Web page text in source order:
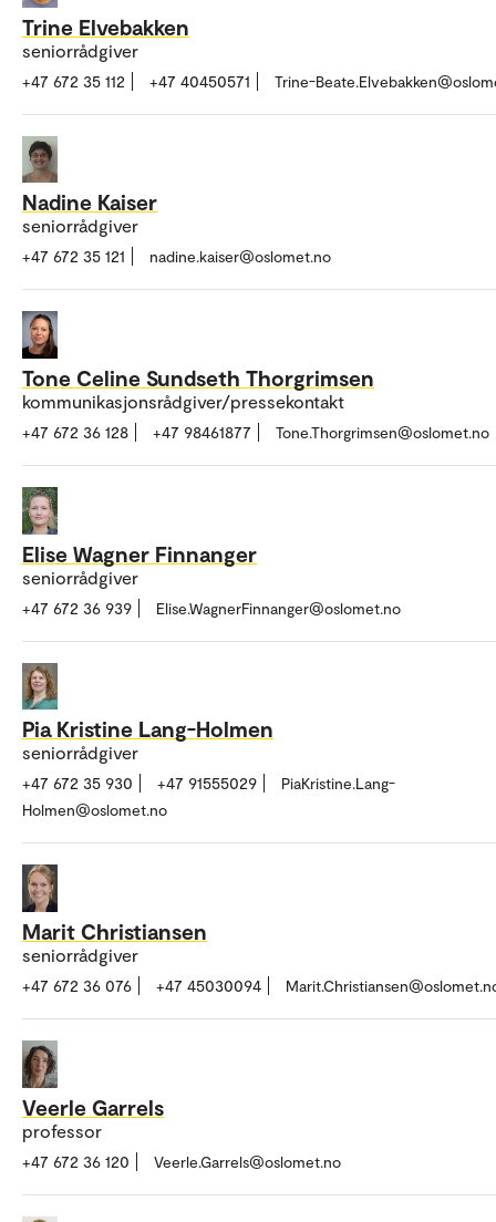
Trine Elvebakken
seniorrådgiver
+47 672 35 112 +47 40450571 Trine-
Nadine Kaiser
seniorrådgiver
+47 672 35 121 nadine.kaiser@oslomet.no
Tone Celine Sundseth Thorgrimsen
kommunikasjonsrådgiver/pressekontakt
+47 672 36 128 +47 98461877 Tone.Thorgrimsen@oslomet.no
Elise Wagner Finnanger
seniorrådgiver
+47 672 36 939 Elise.WagnerFinnanger@oslomet.no
Pia Kristine Lang-Holmen
seniorrådgiver
+47 672 35 930 +47 91555029
PiaKristine.Lang-
Holmen@oslomet.no
Marit Christiansen
seniorrådgiver
+47 672 36 076 +47 45030094
Veerle Garrels
professor
+47 672 36 120 Veerle.Garrels@oslomet.no